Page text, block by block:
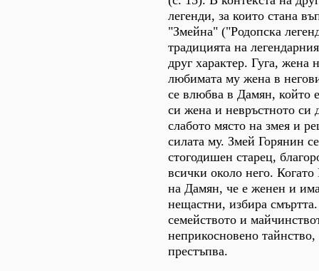
легенди, за които стана
"Змейна" ("Родопска
традицията на
друг характер. Гуга, жена
любимата му жена в
се влюбва в Дамян, който
си жена и невръстното си
слабото място на змея и
силата му. Змей Горянин
стогодишен старец,
всички около него. Когато
на Дамян, че е женен и
нещастни, избира
семейството и
неприкосновено
престъпва.